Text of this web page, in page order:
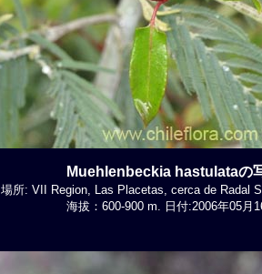
Muehlenbeckia hastulataの
場所: VII Region, Las Placetas, cerca de Radal
海拔：600-900 m. 日付:2006年05月